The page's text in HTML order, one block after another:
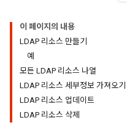
이 페이지의 내용
LDAP 리소스 만들기
예
모든 LDAP 리소스 나열
LDAP 리소스 세부정보 가져오기
LDAP 리소스 업데이트
LDAP 리소스 삭제